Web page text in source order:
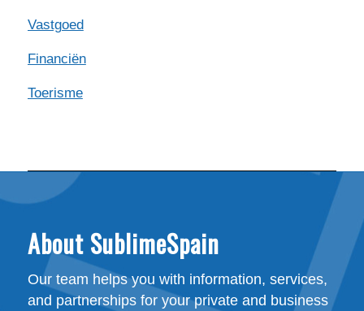
Vastgoed
Financiën
Toerisme
About SublimeSpain
Our team helps you with information, services,
and partnerships for your private and business